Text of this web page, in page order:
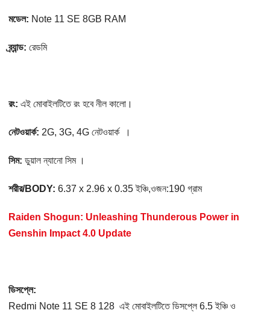
মডেল: Note 11 SE 8GB RAM
ব্র্যান্ড: রেডমি
রং: এই মোবাইলটিতে রং হবে নীল কালো।
নেটওয়ার্ক: 2G, 3G, 4G নেটওয়ার্ক ।
সিম: ডুয়াল ন্যানো সিম ।
শরীর/BODY: 6.37 x 2.96 x 0.35 ইঞ্চি,ওজন:190 গ্রাম
Raiden Shogun: Unleashing Thunderous Power in
Genshin Impact 4.0 Update
ডিসপ্লে:
Redmi Note 11 SE 8 128 এই মোবাইলটিতে ডিসপ্লে 6.5 ইঞ্চি ও